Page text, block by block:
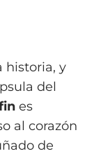
historia, y
del
es
al corazón
de